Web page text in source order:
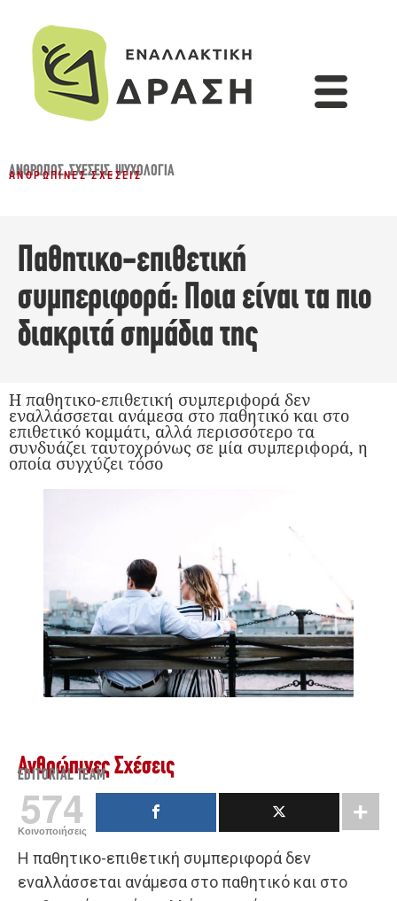
ΆΝΘΡΩΠΟΣ,ΣΧΈΣΕΙΣ,ΨΥΧΟΛΟΓΊΑ
ΑΝΘΡΏΠΙΝΕΣ ΣΧΈΣΕΙΣ
Παθητικο-επιθετική
συμπεριφορά: Ποια είναι τα πιο
διακριτά σημάδια της
Η παθητικο-επιθετική συμπεριφορά δεν
εναλλάσσεται ανάμεσα στο παθητικό και στο
επιθετικό κομμάτι, αλλά περισσότερο τα
συνδυάζει ταυτοχρόνως σε μία συμπεριφορά, η
οποία συγχύζει τόσο
Ανθρώπινες Σχέσεις
EDITORIAL TEAM
574
Κοινοποιήσεις
Η παθητικο-επιθετική συμπεριφορά δεν
εναλλάσσεται ανάμεσα στο παθητικό και στο